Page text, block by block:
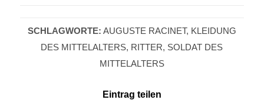
SCHLAGWORTE: AUGUSTE RACINET, KLEIDUNG
DES MITTELALTERS, RITTER, SOLDAT DES
MITTELALTERS
Eintrag teilen